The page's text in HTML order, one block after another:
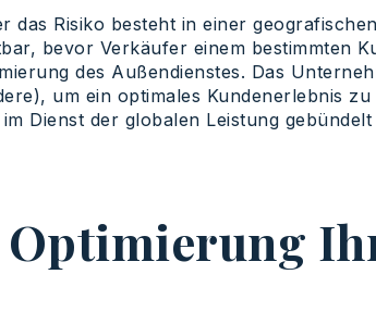
Risiko besteht in einer
bevor Verkäufer einem bestimmten
des Außendienstes. Das
um ein optimales Kundenerlebnis
Dienst der globalen Leistung gebündelt
Optimierung